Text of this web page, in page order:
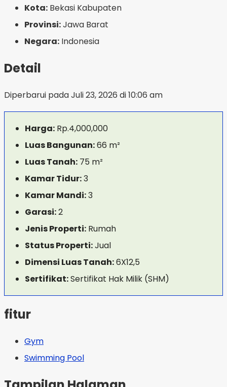
Kota: Bekasi Kabupaten
Provinsi:Jawa Barat
Negara: Indonesia
Detail
Diperbarui pada Juli 23, 2026 di 10:06 am
Harga: Rp.4,000,000
Luas Bangunan:66 m²
Luas Tanah: 75 m²
Kamar Tidur:3
Kamar Mandi:3
Garasi:2
Jenis Properti: Rumah
Status Properti:Jual
Dimensi Luas Tanah:6X12,5
Sertifikat:Sertifikat Hak Milik (SHM)
fitur
Gym
Swimming Pool